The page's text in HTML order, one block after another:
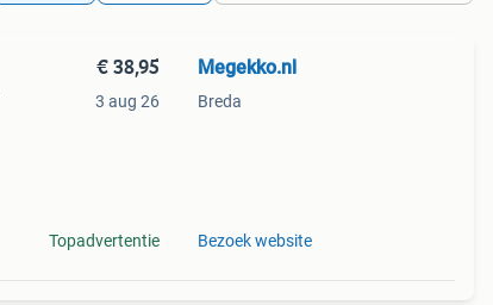
€ 38,95
3 aug 26
Topadvertentie
Megekko.nl
Breda
Bezoek website